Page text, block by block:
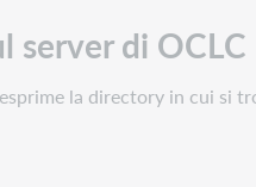
server di OCLC
la directory in cui si